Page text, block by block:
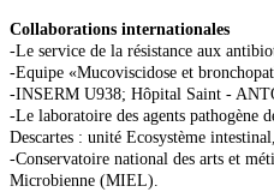
Collaborations internationales
-Le service de la résistance aux
-Equipe «Mucoviscidose et
-INSERM U938; Hôpital Saint -
-Le laboratoire des agents pathogène
Descartes : unité Ecosystème
-Conservatoire national des arts et
Microbienne (MIEL).